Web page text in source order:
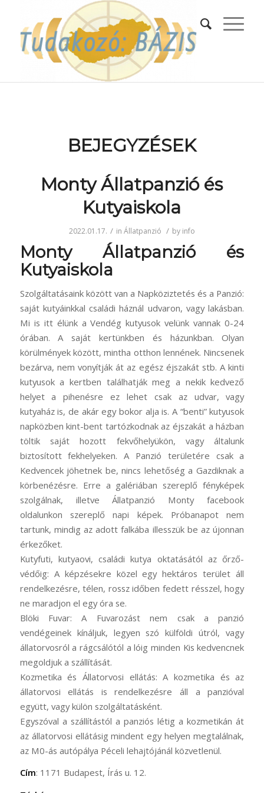
BEJEGYZÉSEK
Monty Állatpanzió és
Kutyaiskola
2022.01.17. / in Állatpanzió / by info
Monty Állatpanzió és
Kutyaiskola
Szolgáltatásaink között van a Napköziztetés és a Panzió:
saját kutyáinkkal családi háznál udvaron, vagy lakásban.
Mi is itt élünk a Vendég kutyusok velünk vannak 0-24
órában. A saját kertünkben és házunkban. Olyan
körülmények között, mintha otthon lennének. Nincsenek
bezárva, nem vonyítják át az egész éjszakát stb. A kinti
kutyusok a kertben találhatják meg a nekik kedvező
helyet a pihenésre ez lehet csak az udvar, vagy
kutyaház is, de akár egy bokor alja is. A “benti” kutyusok
napközben kint-bent tartózkodnak az éjszakát a házban
töltik saját hozott fekvőhelyükön, vagy általunk
biztosított fekhelyeken. A Panzió területére csak a
Kedvencek jöhetnek be, nincs lehetőség a Gazdiknak a
körbenézésre. Erre a galériában szereplő fényképek
szolgálnak, illetve Állatpanzió Monty facebook
oldalunkon szereplő napi képek. Próbanapot nem
tartunk, mindig az adott falkába illesszük be az újonnan
érkezőket.
Kutyfuti, kutyaovi, családi kutya oktatásától az őrző-
védőig: A képzésekre közel egy hektáros terület áll
rendelkezésre, télen, rossz időben fedett résszel, hogy
ne maradjon el egy óra se.
Blöki Fuvar: A Fuvarozást nem csak a panzió
vendégeinek kínáljuk, legyen szó külföldi útról, vagy
állatorvosról a rágcsálótól a lóig minden Kis kedvencnek
megoldjuk a szállítását.
Kozmetika és Állatorvosi ellátás: A kozmetika és az
állatorvosi ellátás is rendelkezésre áll a panzióval
együtt, vagy külön szolgáltatásként.
Egyszóval a szállítástól a panziós létig a kozmetikán át
az állatorvosi ellátásig mindent egy helyen megtalálnak,
az M0-ás autópálya Péceli lehajtójánál közvetlenül.
Cím: 1171 Budapest, Írás u. 12.